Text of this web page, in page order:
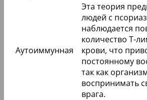
Аутоиммунная
Эта теория
людей с
наблюдается
количество Т-
крови, что
постоянному
так как
воспринимать
врага.